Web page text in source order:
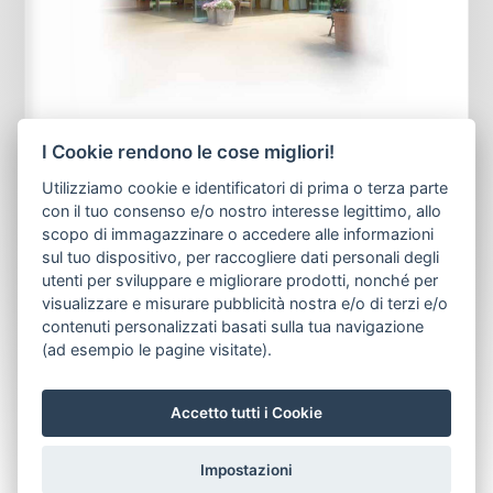
SISTEMA CON CANALINA SYSTEMS WITH
BOTTOM GUIDE SYSTEM MIT
C.64 FALCINO PARK
SISTEMA SENZA CANALINA SYSTEMS
SISTEMA CON CANALINA SYSTEMS WITH
BODENFÜHRUNG
C.72 BGF PARK FALCE
SISTEMA SENZA CANALINA SYSTEMS
WITHOUT BOTTOM GUIDE SYSTEM OHNE
BODENFÜHRUNG
C.74 BG-150 FALCE
VETROCAMERA SISTEMA CON CANALINA
SYSTEMS WITH BOTTOM GUIDE SYSTEM MIT
BODENFÜHRUNG
C.68 BG-150 PARK FALCE
VETROCAMERA SISTEMA SENZA CANALINA
SYSTEMS WITHOUT BOTTOM GUIDE SYSTEM
NEW 78 78 78 78 LG-100
C.78 LG-200
C.80 122 72 NEW C.3
I Cookie rendono le cose migliori!
Utilizziamo cookie e identificatori di prima o terza parte
con il tuo consenso e/o nostro interesse legittimo, allo
scopo di immagazzinare o accedere alle informazioni
sul tuo dispositivo, per raccogliere dati personali degli
utenti per sviluppare e migliorare prodotti, nonché per
visualizzare e misurare pubblicità nostra e/o di terzi e/o
contenuti personalizzati basati sulla tua navigazione
(ad esempio le pagine visitate).
Accetto tutti i Cookie
Impostazioni